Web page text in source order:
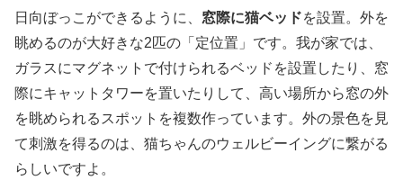
日向ぼっこができるように、 窓際に猫ベッドを設置。外を
眺めるのが大好きな2匹の「定位置」です。我が家では、
ガラスにマグネットで付けられるベッドを設置したり、窓
際にキャットタワーを置いたりして、高い場所から窓の外
を眺められるスポットを複数作っています。外の景色を見
て刺激を得るのは、猫ちゃんのウェルビーイングに繋がる
らしいですよ。